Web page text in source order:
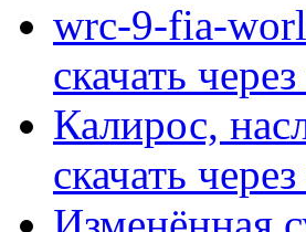
wrc-9-fia-
скачать
Калирос,
скачать